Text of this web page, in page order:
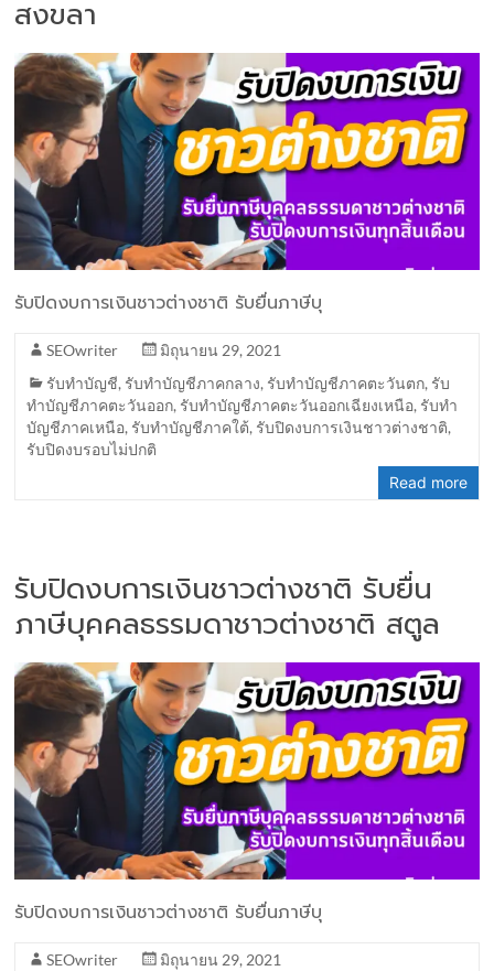
สงขลา
รับปิดงบการเงินชาวต่างชาติ รับยื่นภาษีบุ
SEOwriter
มิถุนายน 29, 2021
รับทำบัญชี, รับทำบัญชีภาคกลาง, รับทำบัญชีภาคตะวันตก, รับ
ทำบัญชีภาคตะวันออก, รับทำบัญชีภาคตะวันออกเฉียงเหนือ, รับทำ
บัญชีภาคเหนือ, รับทำบัญชีภาคใต้, รับปิดงบการเงินชาวต่างชาติ,
รับปิดงบรอบไม่ปกติ
Read more
รับปิดงบการเงินชาวต่างชาติ รับยื่น
ภาษีบุคคลธรรมดาชาวต่างชาติ สตูล
รับปิดงบการเงินชาวต่างชาติ รับยื่นภาษีบุ
SEOwriter
มิถุนายน 29, 2021